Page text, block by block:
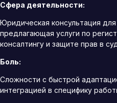
Сфера деятельности:
Юридическая консультация для
предлагающая услуги по
консалтингу и защите прав в
Боль:
Сложности с быстрой
интеграцией в специфику